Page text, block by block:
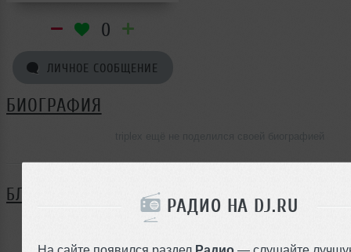
РАДИО НА DJ.RU
На сайте появился раздел Радио — слушайте
0
ЛИЧНОЕ СООБЩЕНИЕ
БИОГРАФИЯ
БЛОГ